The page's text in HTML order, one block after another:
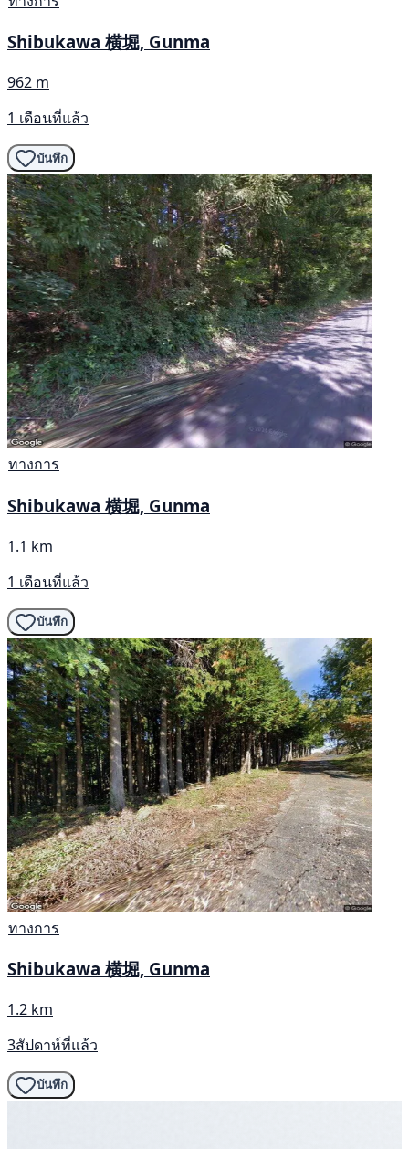
Shibukawa 横堀, Gunma
962 m
1 เดือนที่แล้ว
บันทึก
ทางการ
Shibukawa 横堀, Gunma
1.1 km
1 เดือนที่แล้ว
บันทึก
ทางการ
Shibukawa 横堀, Gunma
1.2 km
3สัปดาห์ที่แล้ว
บันทึก